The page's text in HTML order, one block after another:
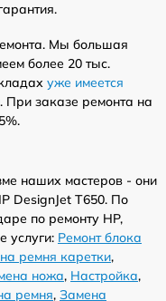
Мы большая
более 20 тыс.
уже имеется
. При заказе ремонта на
наших мастеров - они
DesignJet T650. По
по ремонту HP,
услуги: Ремонт блока
ремня каретки,
ножа, Настройка,
ремня, Замена